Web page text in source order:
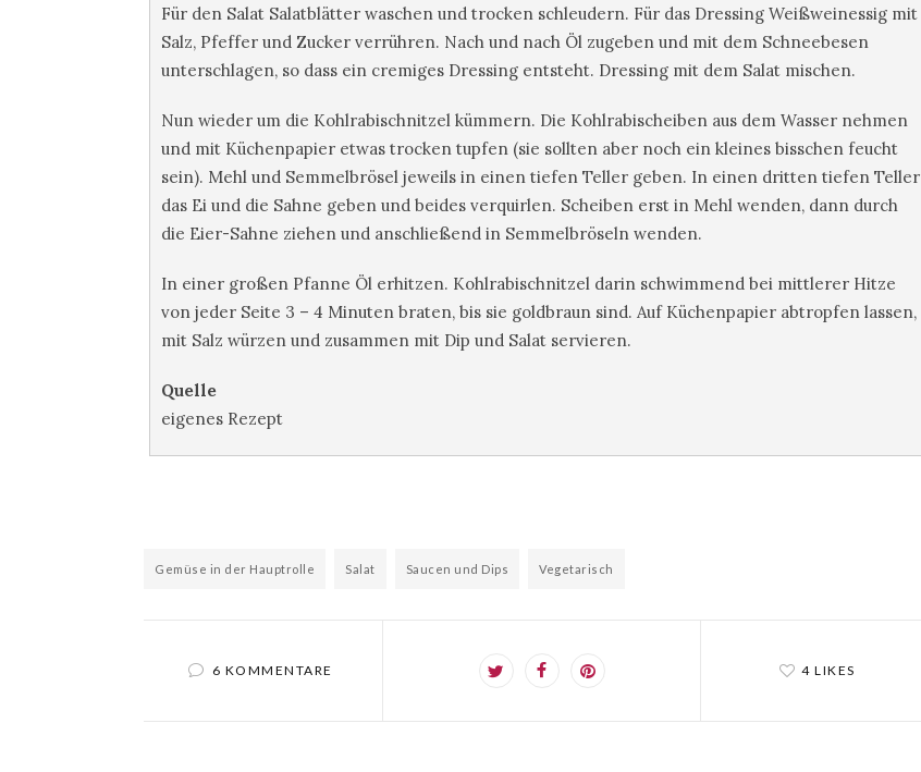
Für den Salat Salatblätter waschen und trocken schleudern. Für das Dressing Weißweinessig mit
Salz, Pfeffer und Zucker verrühren. Nach und nach Öl zugeben und mit dem Schneebesen
unterschlagen, so dass ein cremiges Dressing entsteht. Dressing mit dem Salat mischen.
Nun wieder um die Kohlrabischnitzel kümmern. Die Kohlrabischeiben aus dem Wasser nehmen
und mit Küchenpapier etwas trocken tupfen (sie sollten aber noch ein kleines bisschen feucht
sein). Mehl und Semmelbrösel jeweils in einen tiefen Teller geben. In einen dritten tiefen Teller
das Ei und die Sahne geben und beides verquirlen. Scheiben erst in Mehl wenden, dann durch
die Eier-Sahne ziehen und anschließend in Semmelbröseln wenden.
In einer großen Pfanne Öl erhitzen. Kohlrabischnitzel darin schwimmend bei mittlerer Hitze
von jeder Seite 3 – 4 Minuten braten, bis sie goldbraun sind. Auf Küchenpapier abtropfen lassen,
mit Salz würzen und zusammen mit Dip und Salat servieren.
Quelle
eigenes Rezept
Gemüse in der Hauptrolle Salat Saucen und Dips Vegetarisch
6 KOMMENTARE 4 LIKES